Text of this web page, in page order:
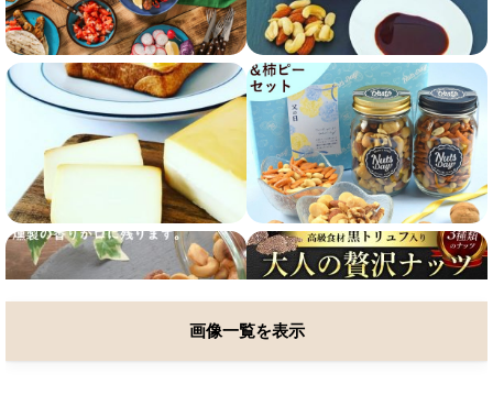
画像一覧を表示